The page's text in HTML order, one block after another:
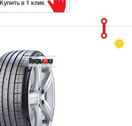
Купить в 1 клик